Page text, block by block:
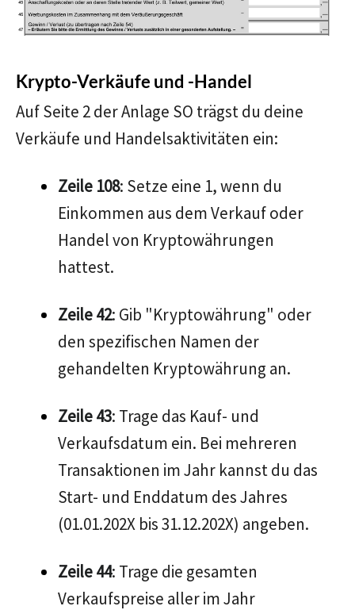
Krypto-Verkäufe und -Handel
Auf Seite 2 der Anlage SO trägst du deine
Verkäufe und Handelsaktivitäten ein:
Zeile 108: Setze eine 1, wenn du
Einkommen aus dem Verkauf oder
Handel von Kryptowährungen
hattest.
Zeile 42: Gib "Kryptowährung" oder
den spezifischen Namen der
gehandelten Kryptowährung an.
Zeile 43: Trage das Kauf- und
Verkaufsdatum ein. Bei mehreren
Transaktionen im Jahr kannst du das
Start- und Enddatum des Jahres
(01.01.202X bis 31.12.202X) angeben.
Zeile 44: Trage die gesamten
Verkaufspreise aller im Jahr